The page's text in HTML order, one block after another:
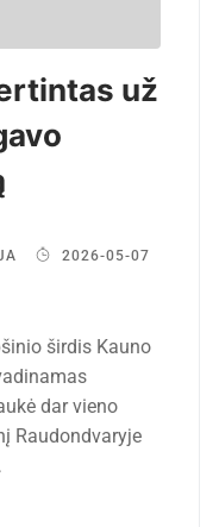
už
2026-05-07
širdis Kauno
dar vieno
Raudondvaryje